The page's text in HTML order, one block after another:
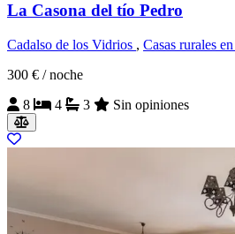
La Casona del tío Pedro
Cadalso de los Vidrios , Casas rurales
300 € / noche
8
4 3 Sin opiniones